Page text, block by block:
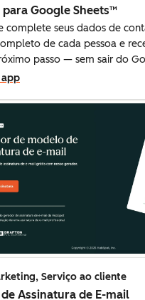
para Google Sheets™
complete seus dados de
de cada pessoa e
passo — sem sair do
Serviço ao cliente
Assinatura de E-mail